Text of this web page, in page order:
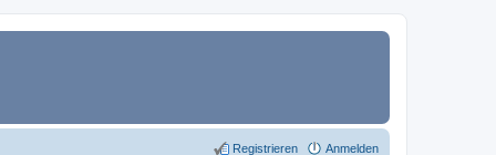
Anmelden
Registrieren